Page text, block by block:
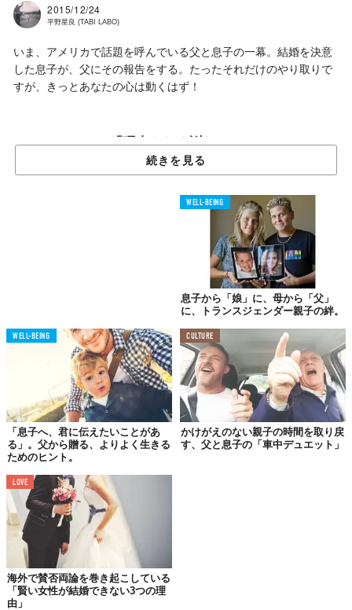
2015/12/24
平野星良 (TABI LABO)
いま、アメリカで話題を呼んでいる父と息子の一幕。結婚を決意
した息子が、父にその報告をする。たったそれだけのやり取りで
すが、きっとあなたの心は動くはず！
「理由もなく謝れ？」
困惑する息子、父の真意とは？
息子：親父、オレ結婚することにしたよ。
息子：だから何のためだよ！オレが一体、何をしたって言
父：いいから、ただ謝れ。
息子：何にもしてないのに、謝る理由がないだろ！
父：謝るんだ。
息子：いったい、何だっていうんだよ。
父：「ごめん」って言わないか！
息子：頼むよ、親父。意味が分かんないよ！
父：言うんだ…、ゴメンって。
息子：親父…分かったよ。オレが悪かった…
父：…よし！もう、お前に伝えることは何もない。人生に
はな、理由なんてなくたって、人に頭を下げなきゃいけな
い時がいくらでもある。その意味をお前がきちんと理解で
きているなら、反対する理由なんてどこにもないよ。
続きを見る
WELL-BEING
息子から「娘」に、母から「父」
に、トランスジェンダー親子の絆。
WELL-BEING
「息子へ、君に伝えたいことがあ
る」。父から贈る、よりよく生きる
ためのヒント。
CULTURE
かけがえのない親子の時間を取り戻
す、父と息子の「車中デュエット」
LOVE
海外で賛否両論を巻き起こしている
「賢い女性が結婚できない3つの理
由」